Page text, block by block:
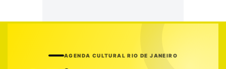
AGENDA CULTURAL RIO DE JANEIRO